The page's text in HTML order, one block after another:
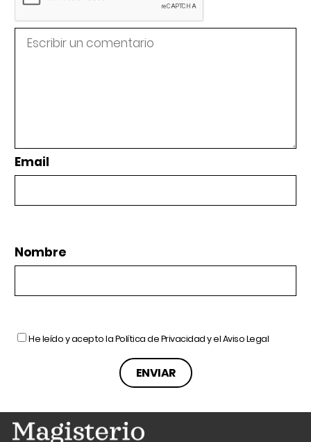
Email
Nombre
He leído y acepto laPolítica de Privacidady elAviso Legal